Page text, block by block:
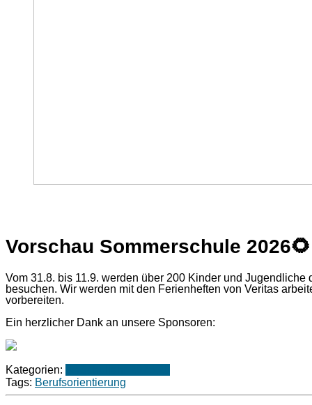
Vorschau Sommerschule 2026🌻
Vom 31.8. bis 11.9. werden über 200 Kinder und
besuchen. Wir werden mit den Ferienheften von Veritas
vorbereiten.
Ein herzlicher Dank an unsere Sponsoren:
Kategorien:
Tags: Berufsorientierung